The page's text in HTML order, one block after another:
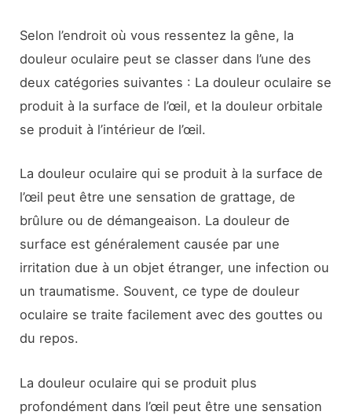
Selon l’endroit où vous ressentez la gêne, la
douleur oculaire peut se classer dans l’une des
deux catégories suivantes : La douleur oculaire se
produit à la surface de l’œil, et la douleur orbitale
se produit à l’intérieur de l’œil.
La douleur oculaire qui se produit à la surface de
l’œil peut être une sensation de grattage, de
brûlure ou de démangeaison. La douleur de
surface est généralement causée par une
irritation due à un objet étranger, une infection ou
un traumatisme. Souvent, ce type de douleur
oculaire se traite facilement avec des gouttes ou
du repos.
La douleur oculaire qui se produit plus
profondément dans l’œil peut être une sensation